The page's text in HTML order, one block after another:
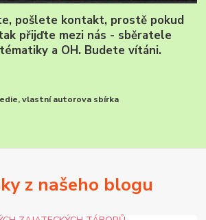
pošlete kontakt, prostě pokud
přijďte mezi nás - sběratele
a OH. Budete vítáni.
vlastní autorova sbírka
z našeho blogu